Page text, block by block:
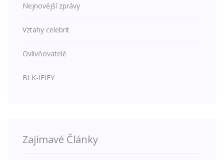
Nejnovější zprávy
Vztahy celebrit
Ovlivňovatelé
BLK-IFIFY
Zajímavé Články